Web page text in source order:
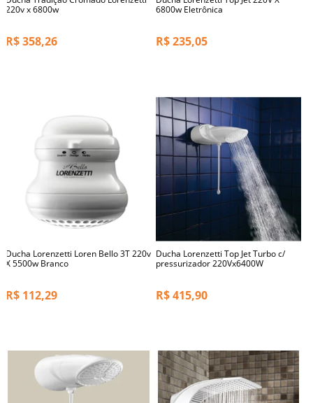
220v x 6800w
R$358,26
6800w Eletrônica
R$235,05
Ducha Lorenzetti Loren Bello 3T 220v
X 5500w Branco
R$ 112,29
Ducha Lorenzetti Top Jet Turbo c/
pressurizador 220Vx6400W
R$415,90